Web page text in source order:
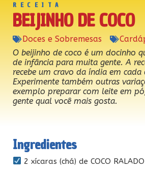
RECEITA
BEIJINHO DE COCO
Doces e Sobremesas
O beijinho de coco é um docinho
de infância para muita gente. A
recebe um cravo da índia em cada
Experimente também outras
exemplo preparar com leite em
gente qual você mais gosta.
Ingredientes
2 xícaras (chá) de COCO